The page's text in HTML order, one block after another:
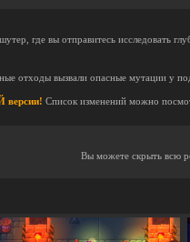
где вы отправитесь исследовать
отходы вызвали опасные мутации у
версии! Список изменений можно
Вы можете скрыть всю